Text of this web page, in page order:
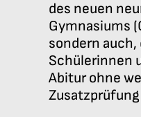
des neuen
Gymnasiums
sondern auch,
Schülerinnen
Abitur ohne